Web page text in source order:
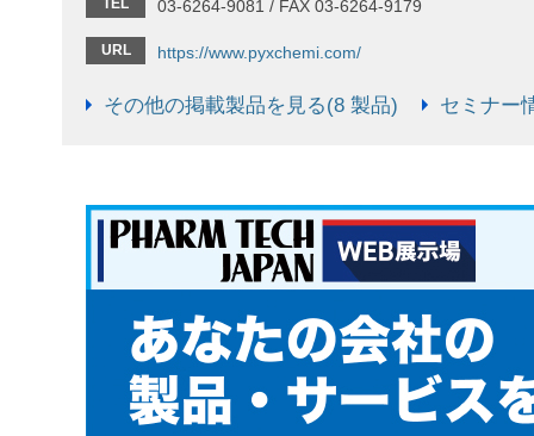
TEL 03-6264-9081 / FAX 03-6264-9179
URL https://www.pyxchemi.com/
その他の掲載製品を見る(8 製品) セミナー